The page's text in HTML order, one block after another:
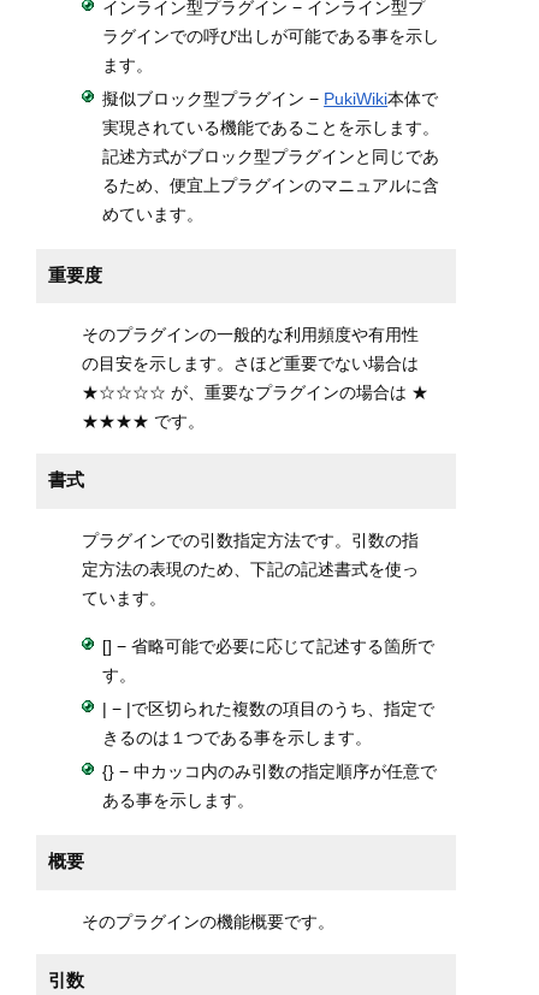
インライン型プラグイン − インライン型プ
ラグインでの呼び出しが可能である事を示し
ます。
擬似ブロック型プラグイン − PukiWiki本体で
実現されている機能であることを示します。
記述方式がブロック型プラグインと同じであ
るため、便宜上プラグインのマニュアルに含
めています。
重要度
そのプラグインの一般的な利用頻度や有用性
の目安を示します。さほど重要でない場合は
★☆☆☆☆ が、重要なプラグインの場合は ★
★★★★ です。
書式
プラグインでの引数指定方法です。引数の指
定方法の表現のため、下記の記述書式を使っ
ています。
[] − 省略可能で必要に応じて記述する箇所で
す。
| − |で区切られた複数の項目のうち、指定で
きるのは１つである事を示します。
{} − 中カッコ内のみ引数の指定順序が任意で
ある事を示します。
概要
そのプラグインの機能概要です。
引数